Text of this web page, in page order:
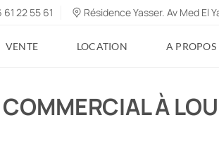
61 22 55 61 Résidence Yasser. Av Med El
VENTE LOCATION A PROPOS
À